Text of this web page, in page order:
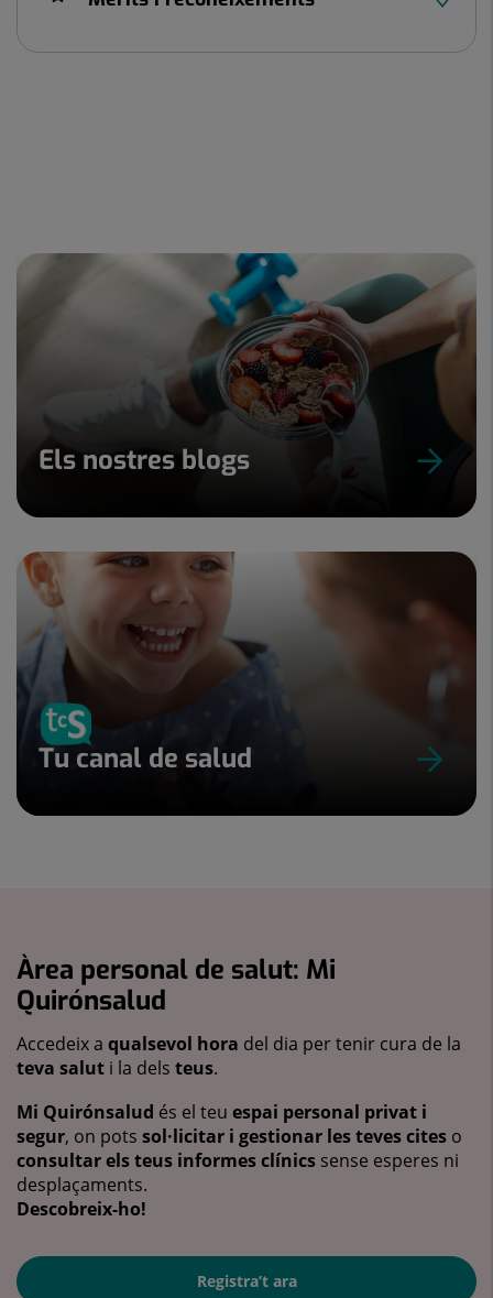
Els nostres blogs
Tu canal de salud
Àrea personal de salut: Mi
Quirónsalud
Accedeix a qualsevol hora del dia per tenir cura de la
teva salut i la dels teus.
Mi Quirónsalud és el teu espai personal privat i
segur, on pots sol·licitar i gestionar les teves cites o
consultar els teus informes clínics sense esperes ni
desplaçaments.
Descobreix-ho!
Registra’t ara